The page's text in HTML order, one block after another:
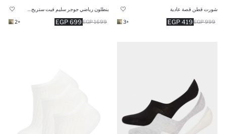
شورت قطن قصة عادية
419 EGP 999 EGP
+3
699 EGP 1699 EGP
+2